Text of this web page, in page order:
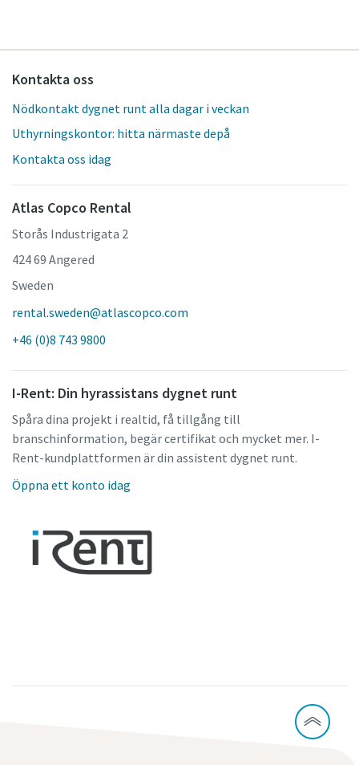
Kontakta oss
Nödkontakt dygnet runt alla dagar i veckan
Uthyrningskontor: hitta närmaste depå
Kontakta oss idag
Atlas Copco Rental
Storås Industrigata 2
424 69 Angered
Sweden
rental.sweden@atlascopco.com
+46 (0)8 743 9800
I-Rent: Din hyrassistans dygnet runt
Spåra dina projekt i realtid, få tillgång till
branschinformation, begär certifikat och mycket mer. I-
Rent-kundplattformen är din assistent dygnet runt.
Öppna ett konto idag